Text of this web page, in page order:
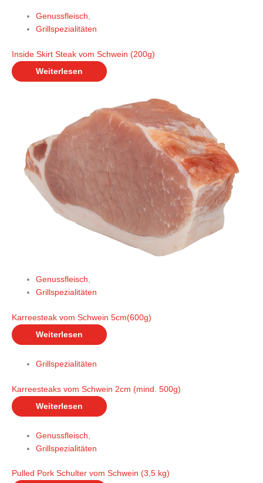
Genussfleisch,
Grillspezialitäten
Inside Skirt Steak vom Schwein (200g)
Weiterlesen
Genussfleisch,
Grillspezialitäten
Karreesteak vom Schwein 5cm(600g)
Weiterlesen
Grillspezialitäten
Karreesteaks vom Schwein 2cm (mind. 500g)
Weiterlesen
Genussfleisch
Grillspezialitäten
Pulled Pork Schulter vom Schwein (3,5 kg)